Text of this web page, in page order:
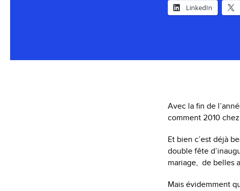
LinkedIn
Avec la fin de
comment 2010
Et bien c’est déjà
double fête
mariage, de belles
Mais évidemment